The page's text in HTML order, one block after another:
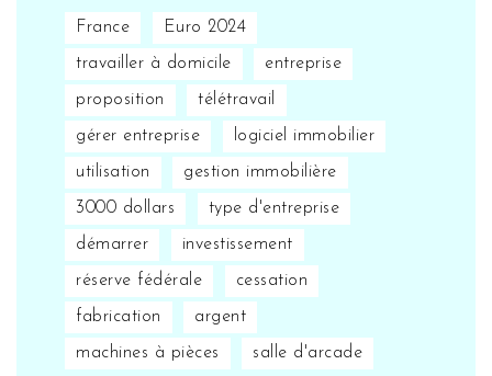
France Euro 2024
travailler à domicile entreprise
proposition télétravail
gérer entreprise logiciel immobilier
utilisation gestion immobilière
3000 dollars type d'entreprise
démarrer investissement
réserve fédérale cessation
fabrication argent
machines à pièces salle d'arcade